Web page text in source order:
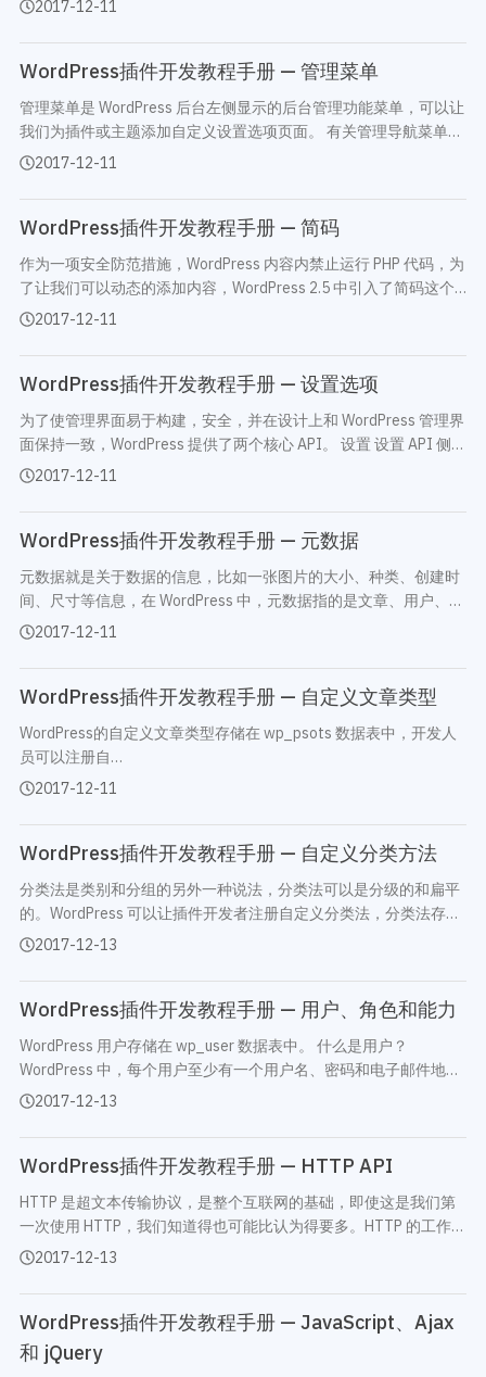
2017-12-11
WordPress插件开发教程手册 — 管理菜单
管理菜单是 WordPress 后台左侧显示的后台管理功能菜单，可以让
我们为插件或主题添加自定义设置选项页面。 有关管理导航菜单的
信息，请参阅主题开发手册的导航菜单一章。 顶级菜单和子菜单 顶
2017-12-11
WordPress插件开发教程手册 — 简码
作为一项安全防范措施，WordPress 内容内禁止运行 PHP 代码，为
了让我们可以动态的添加内容，WordPress 2.5 中引入了简码这个
概念。 简码是用于动态添加内容的代码，使用简码，我们可以在文
2017-12-11
WordPress插件开发教程手册 — 设置选项
为了使管理界面易于构建，安全，并在设计上和 WordPress 管理界
面保持一致，WordPress 提供了两个核心 API。 设置 设置 API 侧重
于为我们提供了一种创建表单和管理表单数据的方式。选项 API 侧
2017-12-11
WordPress插件开发教程手册 — 元数据
元数据就是关于数据的信息，比如一张图片的大小、种类、创建时
间、尺寸等信息，在 WordPress 中，元数据指的是文章、用户、评
论和分类法项目的附加信息。 举个例子，我们创建了类型为 “商品”
2017-12-11
WordPress插件开发教程手册 — 自定义文章类型
WordPress的自定义文章类型存储在 wp_psots 数据表中，开发人
员可以注册自…
2017-12-11
WordPress插件开发教程手册 — 自定义分类方法
分类法是类别和分组的另外一种说法，分类法可以是分级的和扁平
的。WordPress 可以让插件开发者注册自定义分类法，分类法存储
在 term_taxonomy 数据表中。分类法中有一些分类法项目，这些
2017-12-13
WordPress插件开发教程手册 — 用户、角色和能力
WordPress 用户存储在 wp_user 数据表中。 什么是用户？
WordPress 中，每个用户至少有一个用户名、密码和电子邮件地
址。一旦创建了用户账户，用户就可以的登录后台来访问
2017-12-13
WordPress插件开发教程手册 — HTTP API
HTTP 是超文本传输协议，是整个互联网的基础，即使这是我们第
一次使用 HTTP，我们知道得也可能比认为得要多。HTTP 的工作原
理如下： 你好服务器 XYZ，请问有文件 abc.html 吗？你好，朋
2017-12-13
WordPress插件开发教程手册 — JavaScript、Ajax
和 jQuery